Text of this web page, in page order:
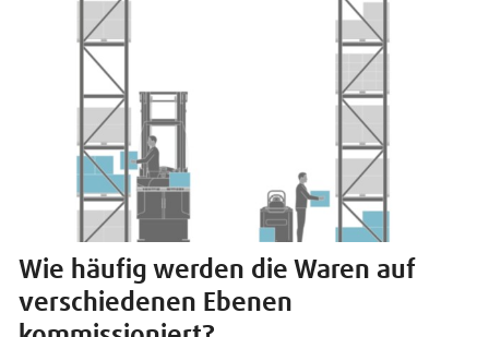
Wie häufig werden die Waren auf
verschiedenen Ebenen